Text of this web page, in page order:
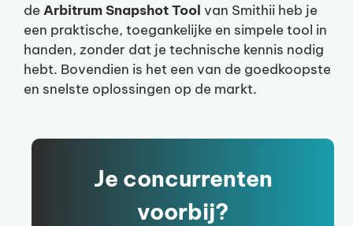
deArbitrum Snapshot Tool van Smithii heb je
een praktische, toegankelijke en simpele tool in
handen, zonder dat je technische kennis nodig
hebt. Bovendien is het een van de goedkoopste
en snelste oplossingen op de markt.
Je concurrenten
voorbij?